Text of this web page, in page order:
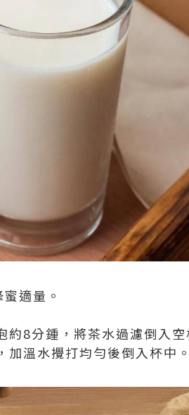
適量。
約8分鍾，將茶水過濾倒入
溫水攪打均勻後倒入杯中